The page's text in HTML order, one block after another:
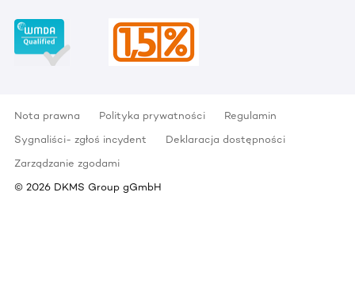
Nota prawna Polityka prywatności
Regulamin
Sygnaliści- zgłoś incydent
Deklaracja dostępności
Zarządzanie zgodami
© 2026 DKMS Group gGmbH